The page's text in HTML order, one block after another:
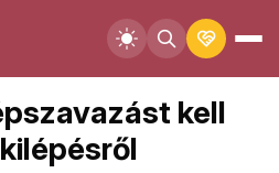
kell